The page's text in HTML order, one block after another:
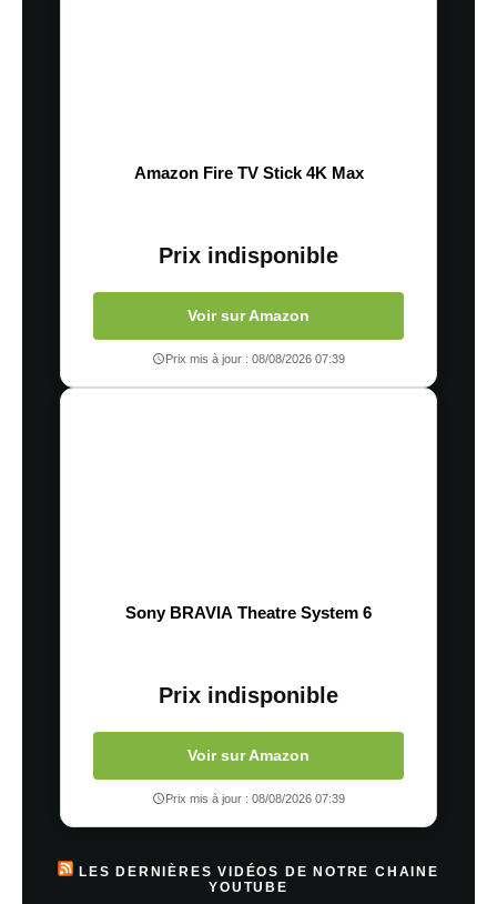
Amazon Fire TV Stick 4K Max
Prix indisponible
Voir sur Amazon
Prix mis à jour : 08/08/2026 07:39
Sony BRAVIA Theatre System 6
Prix indisponible
Voir sur Amazon
Prix mis à jour : 08/08/2026 07:39
LES DERNIÈRES VIDÉOS DE NOTRE CHAINE
YOUTUBE